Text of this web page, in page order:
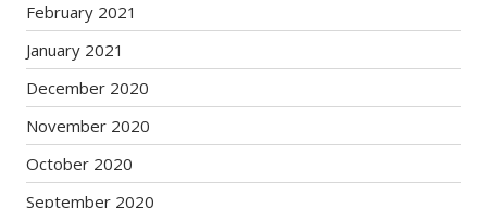
February 2021
January 2021
December 2020
November 2020
October 2020
September 2020